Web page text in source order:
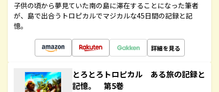
子供の頃から夢見ていた南の島に滞在することになった筆者
が、島で出合うトロピカルでマジカルな45日間の記録と記
憶。
詳細を見る
とろとろトロピカル ある旅の記録と
記憶。 第5巻